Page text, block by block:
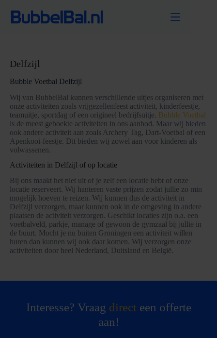
naar
Delfzijl
Bubble Voetbal Delfzijl
Wij van BubbelBal kunnen verschillende uitjes organiseren met
onze activiteiten zoals vrijgezellenfeest activiteit, kinderfeestje,
teamuitje, sportdag of een origineel bedrijfsuitje. Bubble Voetbal
is de meest geboekte activiteiten in ons aanbod. Maar wij bieden
ook andere activiteit aan zoals Archery Tag, Dart-Voetbal of een
Apenkooi-feestje. Dit bieden wij zowel aan voor kinderen als
volwassenen.
Activiteiten in Delfzijl of op locatie
Bij ons maakt het niet uit of je zelf een locatie hebt of onze
locatie reserveert. Wij hanteren vaste prijzen zodat jullie zo min
mogelijk hoeven te reizen. Wij kunnen dus de activiteit in
Delfzijl verzorgen, maar kunnen ook in de omgeving in andere
plaatsen de activiteit verzorgen. Geschikt locaties zijn o.a. een
voetbalveld, parkje, manage of gewoon de gymzaal bij jullie in
de buurt. Mocht je nu buiten Groningen een activiteit willen
huren dan kunnen wij ook daar komen. Wij verzorgen onze
activiteiten door heel Nederland, Duitsland en België.
Interesse? Vraag directeen offerte
aan!